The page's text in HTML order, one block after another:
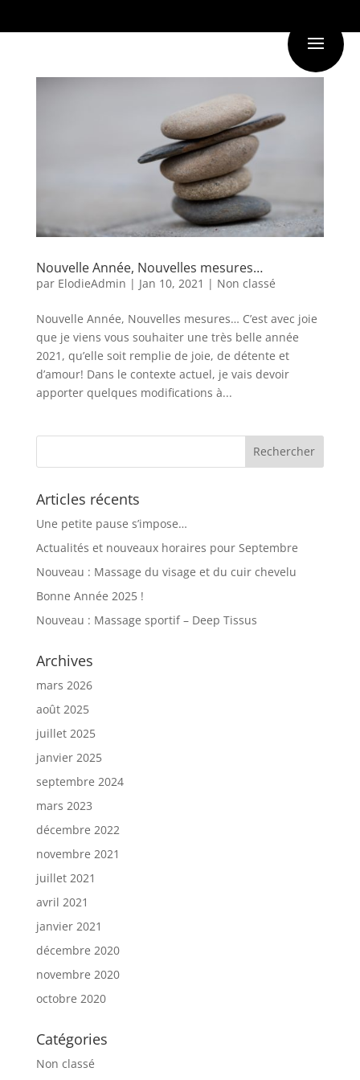
Nouvelle Année, Nouvelles mesures…
par ElodieAdmin | Jan 10, 2021 | Non classé
Nouvelle Année, Nouvelles mesures… C’est avec joie
que je viens vous souhaiter une très belle année
2021, qu’elle soit remplie de joie, de détente et
d’amour! Dans le contexte actuel, je vais devoir
apporter quelques modifications à...
Articles récents
Une petite pause s’impose…
Actualités et nouveaux horaires pour Septembre
Nouveau : Massage du visage et du cuir chevelu
Bonne Année 2025 !
Nouveau : Massage sportif – Deep Tissus
Archives
mars 2026
août 2025
juillet 2025
janvier 2025
septembre 2024
mars 2023
décembre 2022
novembre 2021
juillet 2021
avril 2021
janvier 2021
décembre 2020
novembre 2020
octobre 2020
Catégories
Non classé